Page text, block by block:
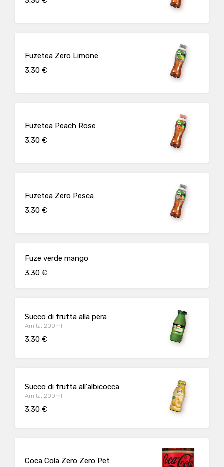
Fuzetea Zero Limone
3.30 €
Fuzetea Peach Rose
3.30 €
Fuzetea Zero Pesca
3.30 €
Fuze verde mango
3.30 €
Succo di frutta alla pera
Amita, 200ml
3.30 €
Succo di frutta all'albicocca
Amita, 200ml
3.30 €
Coca Cola Zero Zero Pet